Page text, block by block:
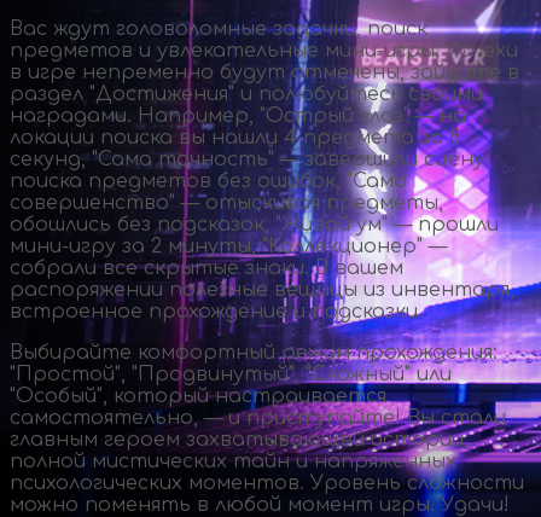
Вас ждут головоломные задачки, поиск
предметов и увлекательные мини-игры. Успехи
в игре непременно будут отмечены, зайдите в
раздел "Достижения" и полюбуйтесь своими
наградами. Например, "Острый глаз" — на
локации поиска вы нашли 4 предмета за 8
секунд, "Сама точность" — завершили сцену
поиска предметов без ошибок, "Само
совершенство" — отыскивая предметы,
обошлись без подсказок, "Живой ум" — прошли
мини-игру за 2 минуты, "Коллекционер" —
собрали все скрытые знаки. В вашем
распоряжении полезные вещицы из инвентаря,
встроенное прохождение и подсказки.
Выбирайте комфортный режим прохождения:
"Простой", "Продвинутый", "Сложный" или
"Особый", который настраивается
самостоятельно, — и приступайте! Вы стали
главным героем захватывающей истории,
полной мистических тайн и напряженных
психологических моментов. Уровень сложности
можно поменять в любой момент игры. Удачи!